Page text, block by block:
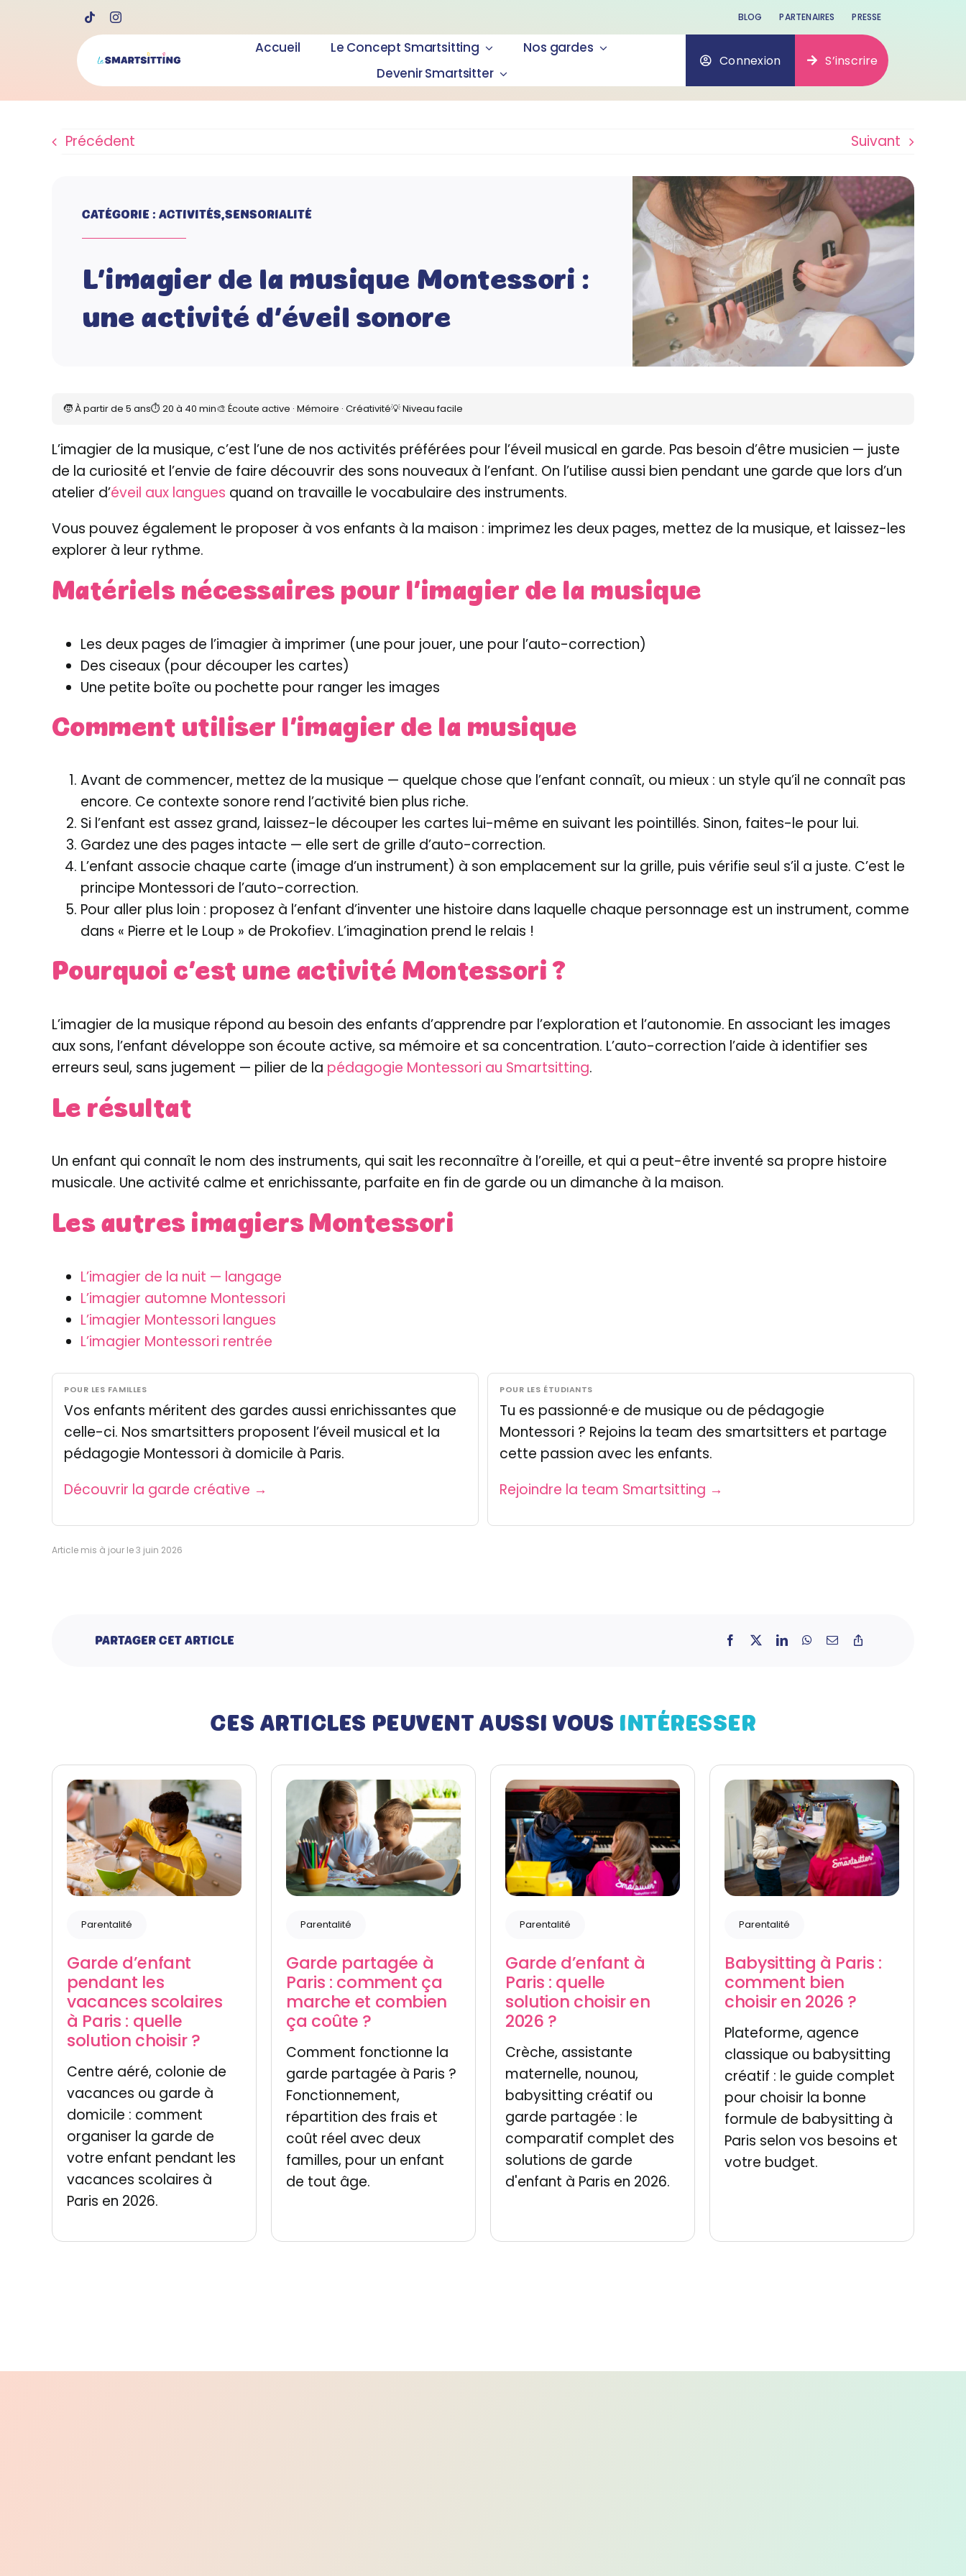
BLOG PARTENAIRES PRESSE
Accueil Le Concept Smartsitting
Nos gardes
Devenir Smartsitter
Connexion S’inscrire
Précédent Suivant
CATÉGORIE : ACTIVITÉS,SENSORIALITÉ
L’imagier de la musique Montessori :
une activité d’éveil sonore
🧒 À partir de 5 ans⏱ 20 à 40 min🎨 Écoute active · Mémoire · Créativité💡 Niveau facile
L’imagier de la musique, c’est l’une de nos activités préférées pour l’éveil musical en garde. Pas besoin d’être musicien — juste
de la curiosité et l’envie de faire découvrir des sons nouveaux à l’enfant. On l’utilise aussi bien pendant une garde que lors d’un
atelier d’éveil aux langues quand on travaille le vocabulaire des instruments.
Vous pouvez également le proposer à vos enfants à la maison : imprimez les deux pages, mettez de la musique, et laissez-les
explorer à leur rythme.
Matériels nécessaires pour l’imagier de la musique
Les deux pages de l’imagier à imprimer (une pour jouer, une pour l’auto-correction)
Des ciseaux (pour découper les cartes)
Une petite boîte ou pochette pour ranger les images
Comment utiliser l’imagier de la musique
Avant de commencer, mettez de la musique — quelque chose que l’enfant connaît, ou mieux : un style qu’il ne connaît pas
encore. Ce contexte sonore rend l’activité bien plus riche.
Si l’enfant est assez grand, laissez-le découper les cartes lui-même en suivant les pointillés. Sinon, faites-le pour lui.
Gardez une des pages intacte — elle sert de grille d’auto-correction.
L’enfant associe chaque carte (image d’un instrument) à son emplacement sur la grille, puis vérifie seul s’il a juste. C’est le
principe Montessori de l’auto-correction.
Pour aller plus loin : proposez à l’enfant d’inventer une histoire dans laquelle chaque personnage est un instrument, comme
dans « Pierre et le Loup » de Prokofiev. L’imagination prend le relais !
Pourquoi c’est une activité Montessori ?
L’imagier de la musique répond au besoin des enfants d’apprendre par l’exploration et l’autonomie. En associant les images
aux sons, l’enfant développe son écoute active, sa mémoire et sa concentration. L’auto-correction l’aide à identifier ses
erreurs seul, sans jugement — pilier de la pédagogie Montessori au Smartsitting.
Le résultat
Un enfant qui connaît le nom des instruments, qui sait les reconnaître à l’oreille, et qui a peut-être inventé sa propre histoire
musicale. Une activité calme et enrichissante, parfaite en fin de garde ou un dimanche à la maison.
Les autres imagiers Montessori
L’imagier de la nuit — langage
L’imagier automne Montessori
L’imagier Montessori langues
L’imagier Montessori rentrée
POUR LES FAMILLES
Vos enfants méritent des gardes aussi enrichissantes que
celle-ci. Nos smartsitters proposent l’éveil musical et la
pédagogie Montessori à domicile à Paris.
Découvrir la garde créative →
POUR LES ÉTUDIANTS
Tu es passionné·e de musique ou de pédagogie
Montessori ? Rejoins la team des smartsitters et partage
cette passion avec les enfants.
Rejoindre la team Smartsitting →
Article mis à jour le 3 juin 2026
PARTAGER CET ARTICLE
CES ARTICLES PEUVENT AUSSI VOUS INTÉRESSER
Parentalité
Garde d’enfant
pendant les
vacances scolaires
à Paris : quelle
solution choisir ?
Centre aéré, colonie de
vacances ou garde à
domicile : comment
organiser la garde de
votre enfant pendant les
vacances scolaires à
Paris en 2026.
Parentalité
Garde partagée à
Paris : comment ça
marche et combien
ça coûte ?
Comment fonctionne la
garde partagée à Paris ?
Fonctionnement,
répartition des frais et
coût réel avec deux
familles, pour un enfant
de tout âge.
Parentalité
Garde d’enfant à
Paris : quelle
solution choisir en
2026 ?
Crèche, assistante
maternelle, nounou,
babysitting créatif ou
garde partagée : le
comparatif complet des
solutions de garde
d'enfant à Paris en 2026.
Parentalité
Babysitting à Paris :
comment bien
choisir en 2026 ?
Plateforme, agence
classique ou babysitting
créatif : le guide complet
pour choisir la bonne
formule de babysitting à
Paris selon vos besoins et
votre budget.